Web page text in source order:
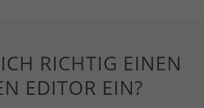
RICHTIG EINEN
EDITOR EIN?